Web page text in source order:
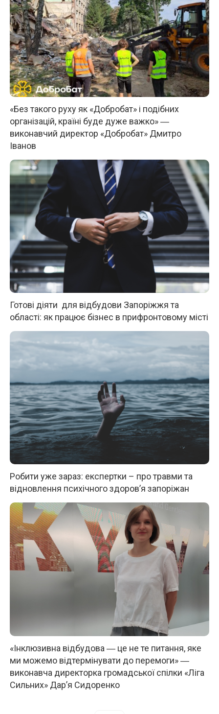
«Без такого руху як «Добробат» і подібних
організацій, країні буде дуже важко» ―
виконавчий директор «Добробат» Дмитро
Іванов
Готові діяти для відбудови Запоріжжя та
області: як працює бізнес в прифронтовому місті
Робити уже зараз: експертки – про травми та
відновлення психічного здоров’я запоріжан
«Інклюзивна відбудова ― це не те питання, яке
ми можемо відтермінувати до перемоги» ―
виконавча директорка громадської спілки «Ліга
Сильних» Дар’я Сидоренко